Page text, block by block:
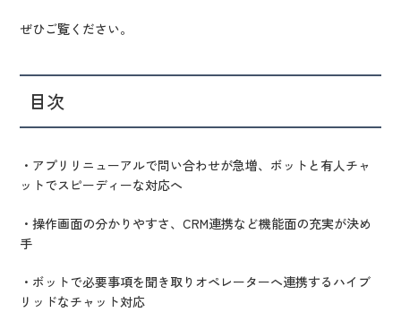
ぜひご覧ください。
目次
・アプリリニューアルで問い合わせが急増、ボットと有人チャ
ットでスピーディーな対応へ
・操作画面の分かりやすさ、CRM連携など機能面の充実が決め
手
・ボットで必要事項を聞き取りオペレーターへ連携するハイブ
リッドなチャット対応